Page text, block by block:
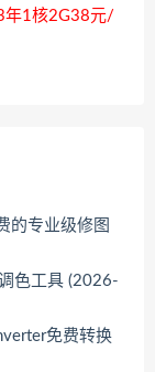
1核2G38元/
的专业级修图
色工具 (2026-
免费转换